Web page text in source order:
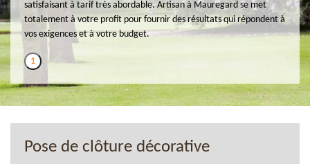
satisfaisant à tarif très abordable. Artisan à Mauregard se met
totalement à votre profit pour fournir des résultats qui répondent à
vos exigences et à votre budget.
1
Pose de clôture décorative